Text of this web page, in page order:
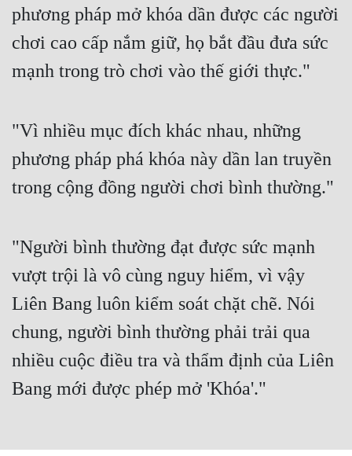
Dã Sử
Dị Giới
Dị Năng
Huyền Nghi
Huyền Ảo
Hài Hước
Hệ Thống
Học Đường
Khoa Huyễn
phương pháp mở khóa dần được các người
chơi cao cấp nắm giữ, họ bắt đầu đưa sức
mạnh trong trò chơi vào thế giới thực."
"Vì nhiều mục đích khác nhau, những
phương pháp phá khóa này dần lan truyền
trong cộng đồng người chơi bình thường."
"Người bình thường đạt được sức mạnh
vượt trội là vô cùng nguy hiểm, vì vậy
Liên Bang luôn kiểm soát chặt chẽ. Nói
chung, người bình thường phải trải qua
nhiều cuộc điều tra và thẩm định của Liên
Bang mới được phép mở 'Khóa'."